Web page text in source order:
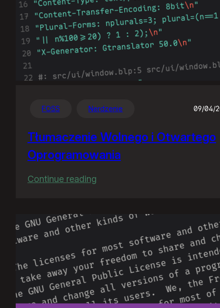
FOSS Nerdzenie 09/04/
Tłumaczenie Wolnego i Otwartego
Oprogramowania
Continue reading
i
Otwartego
Oprogramowania